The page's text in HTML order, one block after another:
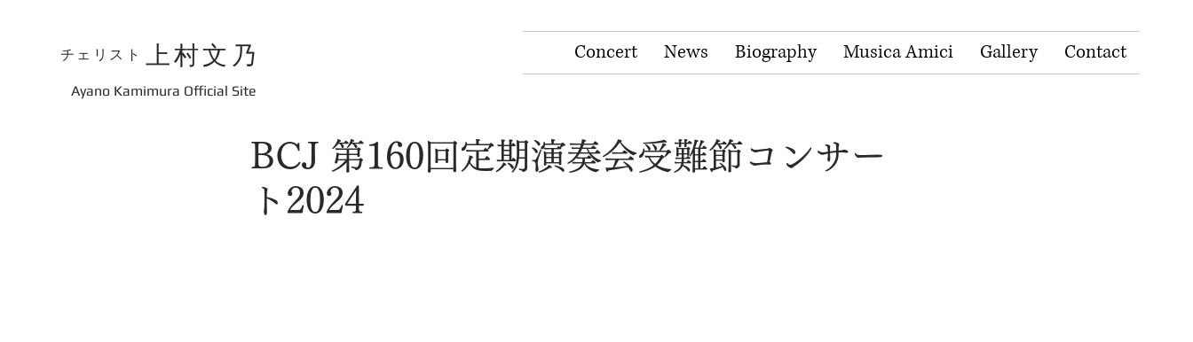
上村文乃
チェリスト
​Ayano Kamimura Official Site
Concert News Biography Musica Amici Gallery Contact
BCJ 第160回定期演奏会受難節コンサー
ト2024